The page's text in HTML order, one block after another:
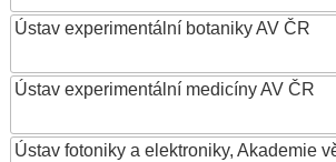
Ústav experimentální botaniky AV ČR
Ústav experimentální medicíny AV ČR
Ústav fotoniky a elektroniky, Akademie